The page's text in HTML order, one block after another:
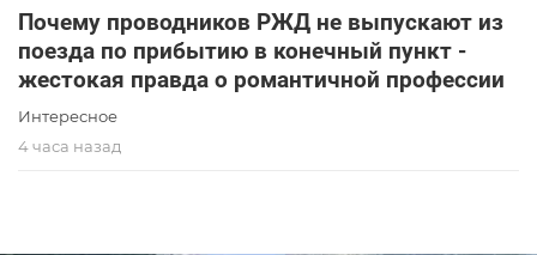
Почему проводников РЖД не выпускают из
поезда по прибытию в конечный пункт -
жестокая правда о романтичной профессии
Интересное
4 часа назад